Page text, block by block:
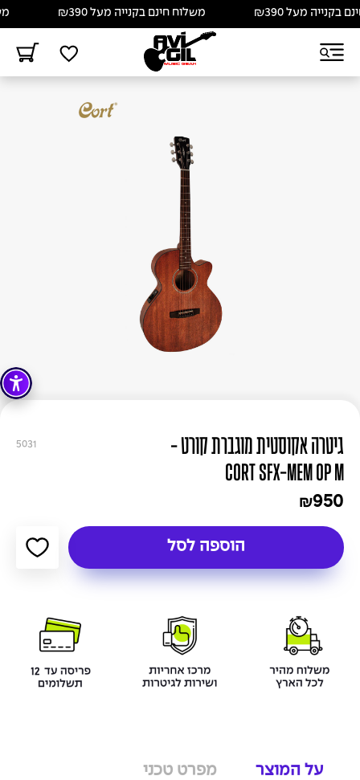
מעל ₪390 משלוח חינם בקנייה מעל ₪390
5031
גיטרה אקוסטית מוגברת קורט -
CORT SFX-MEM OP M
₪950
הוספה לסל
על המוצר מפרט טכני